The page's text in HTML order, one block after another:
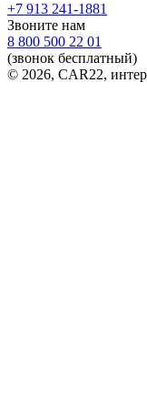
+7 913 241-1881
Звоните нам
8 800 500 22 01
(звонок бесплатный)
© 2026, CAR22,